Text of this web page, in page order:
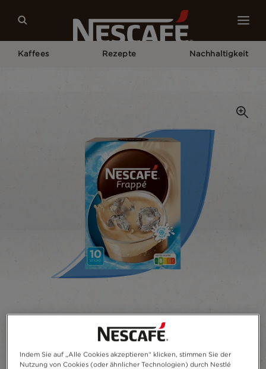
Kaffees Rezepte Nachhaltigkeit
Eiskaffee
Frappé
Indem Sie auf „Alle Cookies akzeptieren“ klicken, stimmen Sie der
Nutzung von Cookies (oder ähnlicher Technologien) durch Nestlé